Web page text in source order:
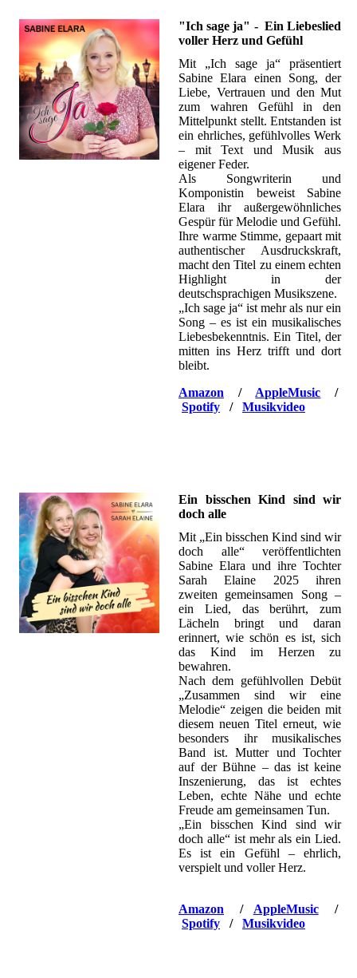
"Ich sage ja" - Ein Liebeslied
voller Herz und Gefühl
Mit „Ich sage ja“ präsentiert
Sabine Elara einen Song, der
Liebe, Vertrauen und den Mut
zum wahren Gefühl in den
Mittelpunkt stellt. Entstanden ist
ein ehrliches, gefühlvolles Werk
– mit Text und Musik aus
eigener Feder.
Als Songwriterin und
Komponistin beweist Sabine
Elara ihr außergewöhnliches
Gespür für Melodie und Gefühl.
Ihre warme Stimme, gepaart mit
authentischer Ausdruckskraft,
macht den Titel zu einem echten
Highlight in der
deutschsprachigen Musikszene.
„Ich sage ja“ ist mehr als nur ein
Song – es ist ein musikalisches
Liebesbekenntnis. Ein Titel, der
mitten ins Herz trifft und dort
bleibt.
Amazon / AppleMusic /
Spotify / Musikvideo
Ein bisschen Kind sind wir
doch alle
Mit „Ein bisschen Kind sind wir
doch alle“ veröffentlichten
Sabine Elara und ihre Tochter
Sarah Elaine 2025 ihren
zweiten gemeinsamen Song –
ein Lied, das berührt, zum
Lächeln bringt und daran
erinnert, wie schön es ist, sich
das Kind im Herzen zu
bewahren.
Nach dem gefühlvollen Debüt
„Zusammen sind wir eine
Melodie“ zeigen die beiden mit
diesem neuen Titel erneut, wie
besonders ihr musikalisches
Band ist. Mutter und Tochter
auf der Bühne – das ist keine
Inszenierung, das ist echtes
Leben, echte Nähe und echte
Freude am gemeinsamen Tun.
„Ein bisschen Kind sind wir
doch alle“ ist mehr als ein Lied.
Es ist ein Gefühl – ehrlich,
verspielt und voller Herz.
Amazon / AppleMusic/
Spotify / Musikvideo